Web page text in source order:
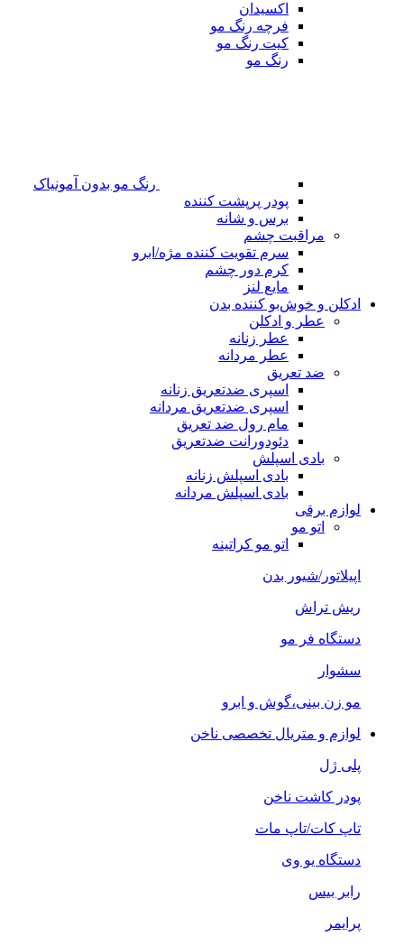
اکسیدان
فرچه رنگ مو
کیت رنگ مو
رنگ مو
رنگ مو بدون آمونیاک
پودر پرپشت کننده
برس و شانه
مراقبت چشم
سرم تقویت کننده مژه/ابرو
کرم دور چشم
مایع لنز
ادکلن و خوش‌بو کننده بدن
عطر و ادکلن
عطر زنانه
عطر مردانه
ضد تعریق
اسپری ضدتعریق زنانه
اسپری ضدتعریق مردانه
مام رول ضد تعریق
دئودورانت ضدتعریق
بادی اسپلش
بادی اسپلش زنانه
بادی اسپلش مردانه
لوازم برقی
اتو مو
اتو مو کراتینه
اپیلاتور/شیور بدن
ریش تراش
دستگاه فر مو
سشوار
مو زن بینی،گوش و ابرو
لوازم و متریال تخصصی ناخن
پلی ژل
پودر کاشت ناخن
تاپ کات/تاپ مات
دستگاه یو وی
رابر بیس
پرایمر